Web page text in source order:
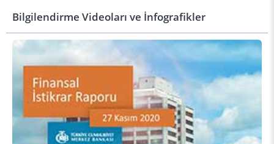
Bilgilendirme Videoları ve İnfografikler